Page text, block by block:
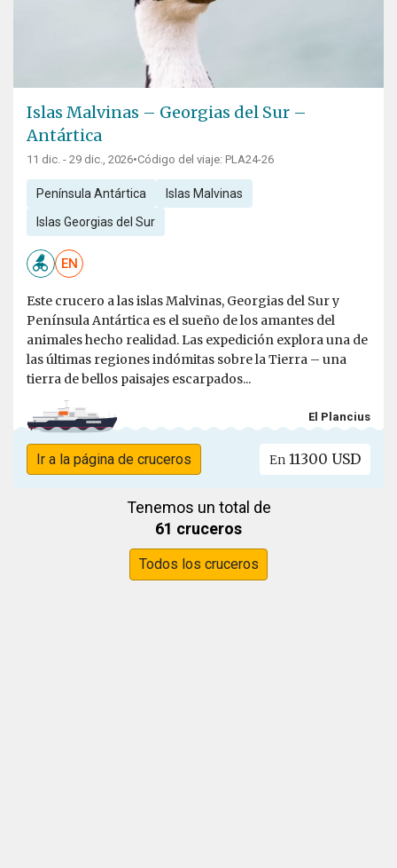
Islas Malvinas – Georgias del Sur –
Antártica
11 dic. - 29 dic., 2026•Código del viaje: PLA24-26
Península Antártica Islas Malvinas
Islas Georgias del Sur
EN
Este crucero a las islas Malvinas, Georgias del Sur y
Península Antártica es el sueño de los amantes del
animales hecho realidad. Las expedición explora una de
las últimas regiones indómitas sobre la Tierra – una
tierra de bellos paisajes escarpados...
El Plancius
Ir a la página de cruceros En 11300 USD
Tenemos un total de
61 cruceros
Todos los cruceros